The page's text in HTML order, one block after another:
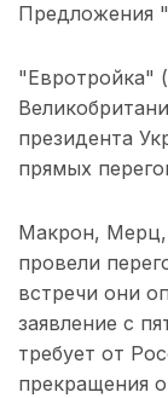
Предложения
"Евротройка"
президента
прямых
Макрон, Мерц,
провели
встречи они
заявление с
требует от
прекращения